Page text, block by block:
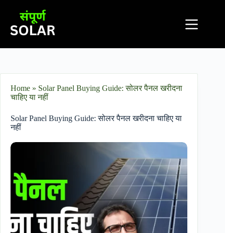
Home » Solar Panel Buying Guide: सोलर पैनल खरीदना
चाहिए या नहीं
Solar Panel Buying Guide: सोलर पैनल खरीदना चाहिए या
नहीं